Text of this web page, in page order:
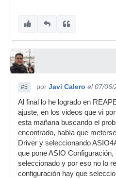
#5 por Javi Calero el 07/06/
Al final lo he logrado en
ajuste, en los videos que vi
esta mañana buscando el
encontrado, había que
Driver y seleccionando
que pone ASIO
seleccionado y por eso no lo
configuración hay que